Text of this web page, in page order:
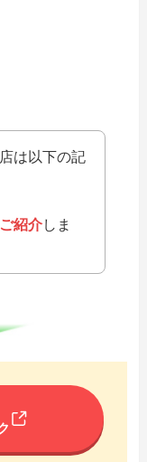
は以下の記
紹介しま